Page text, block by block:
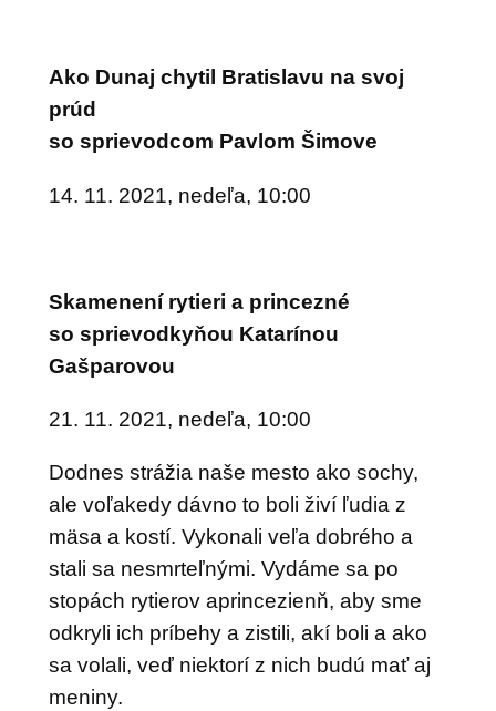
Ako Dunaj chytil Bratislavu na svoj
prúd
so sprievodcom Pavlom Šimove
14. 11. 2021, nedeľa, 10:00
Skamenení rytieri a princezné
so sprievodkyňou Katarínou
Gašparovou
21. 11. 2021, nedeľa, 10:00
Dodnes strážia naše mesto ako sochy,
ale voľakedy dávno to boli živí ľudia z
mäsa a kostí. Vykonali veľa dobrého a
stali sa nesmrteľnými. Vydáme sa po
stopách rytierov aprincezienň, aby sme
odkryli ich príbehy a zistili, akí boli a ako
sa volali, veď niektorí z nich budú mať aj
meniny.